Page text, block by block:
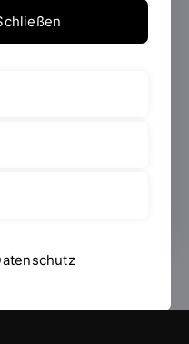
regensburg.de
per E-